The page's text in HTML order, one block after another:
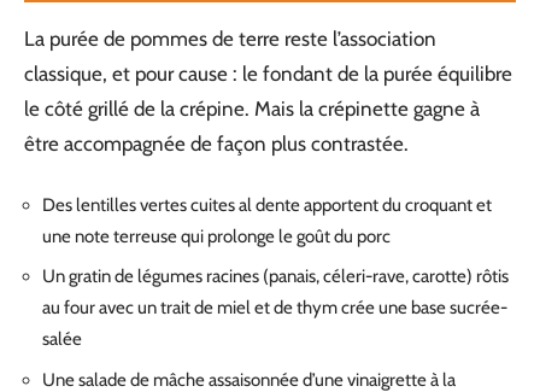
La purée de pommes de terre reste l’association
classique, et pour cause : le fondant de la purée équilibre
le côté grillé de la crépine. Mais la crépinette gagne à
être accompagnée de façon plus contrastée.
Des lentilles vertes cuites al dente apportent du croquant et
une note terreuse qui prolonge le goût du porc
Un gratin de légumes racines (panais, céleri-rave, carotte) rôtis
au four avec un trait de miel et de thym crée une base sucrée-
salée
Une salade de mâche assaisonnée d’une vinaigrette à la